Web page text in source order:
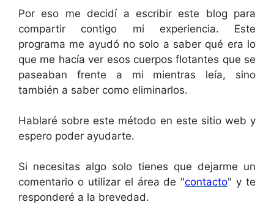
Por eso me decidí a escribir este blog para
compartir contigo mi experiencia. Este
programa me ayudó no solo a saber qué era lo
que me hacía ver esos cuerpos flotantes que se
paseaban frente a mi mientras leía, sino
también a saber como eliminarlos.
Hablaré sobre este método en este sitio web y
espero poder ayudarte.
Si necesitas algo solo tienes que dejarme un
comentario o utilizar el área de "contacto" y te
responderé a la brevedad.